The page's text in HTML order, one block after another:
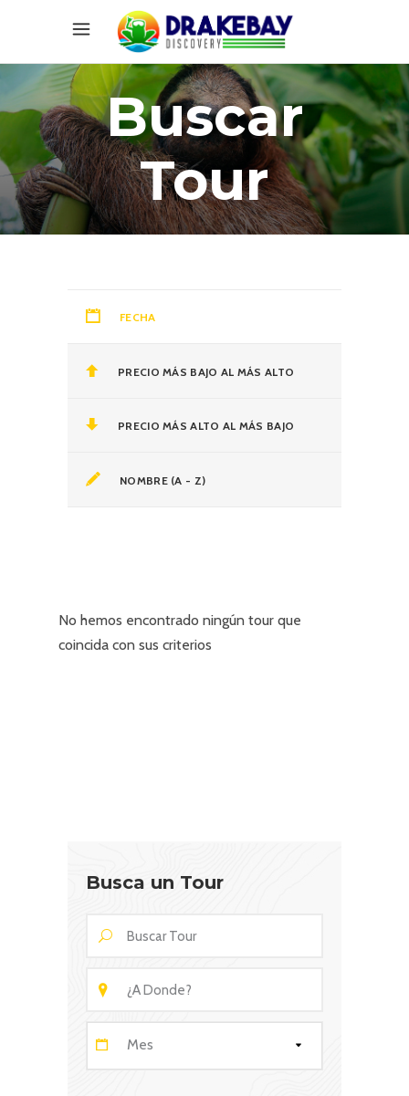
Buscar
Tour
FECHA
PRECIO MÁS BAJO AL MÁS ALTO
PRECIO MÁS ALTO AL MÁS BAJO
NOMBRE (A - Z)
No hemos encontrado ningún tour que
coincida con sus criterios
Busca un Tour
Mes